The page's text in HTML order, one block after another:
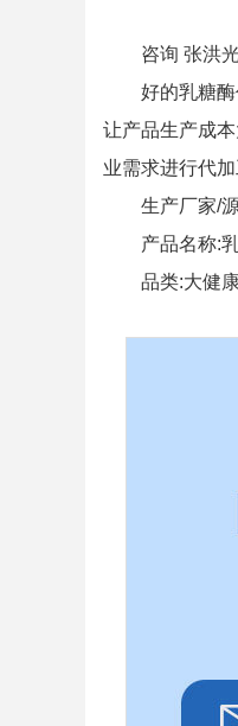
咨询 张洪
好的乳糖
让产品生产成
业需求进行代
生产厂家/
产品名称:
品类:大健